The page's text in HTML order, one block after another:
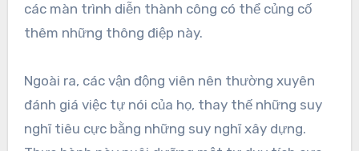
các màn trình diễn thành công có thể củng cố
thêm những thông điệp này.
Ngoài ra, các vận động viên nên thường xuyên
đánh giá việc tự nói của họ, thay thế những suy
nghĩ tiêu cực bằng những suy nghĩ xây dựng.